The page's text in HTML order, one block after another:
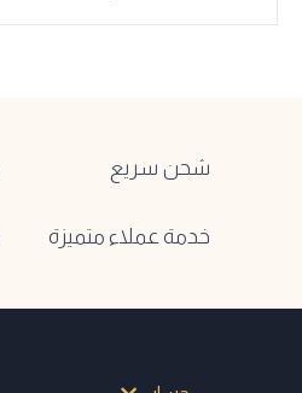
شحن سريع
خدمة عملاء متميزة